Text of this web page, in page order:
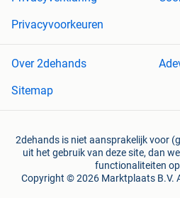
Privacyvoorkeuren
Over 2dehands
Sitemap
2dehands is niet aansprakelijk voor
uit het gebruik van deze site, dan
functionaliteiten
Copyright © 2026 Marktplaats B.V.